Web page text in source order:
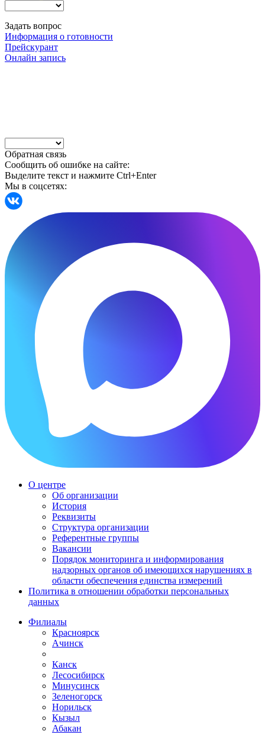
Задать вопрос
Информация о готовности
Прейскурант
Онлайн запись
Обратная связь
Сообщить об ошибке на сайте:
Выделите текст и нажмите Ctrl+Enter
Мы в соцсетях:
О центре
Об организации
История
Реквизиты
Структура организации
Референтные группы
Вакансии
Порядок мониторинга и информирования
надзорных органов об имеющихся нарушениях в
области обеспечения единства измерений
Политика в отношении обработки персональных
данных
Филиалы
Красноярск
Ачинск
Канск
Лесосибирск
Минусинск
Зеленогорск
Норильск
Кызыл
Абакан